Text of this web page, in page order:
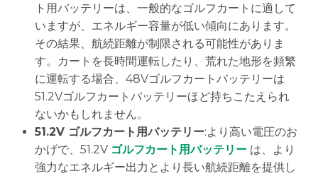
ト用バッテリーは、一般的なゴルフカートに適して
いますが、エネルギー容量が低い傾向にあります。
その結果、航続距離が制限される可能性がありま
す。カートを長時間運転したり、荒れた地形を頻繁
に運転する場合、48Vゴルフカートバッテリーは
51.2Vゴルフカートバッテリーほど持ちこたえられ
ないかもしれません。
51.2V ゴルフカート用バッテリー:より高い電圧のお
かげで、51.2V ゴルフカート用バッテリー は、より
強力なエネルギー出力とより長い航続距離を提供し